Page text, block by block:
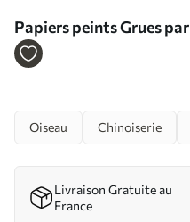
Papiers peints Grues
sur un fond doux couleur
Oiseau Chinoiserie
Livraison Gratuite au
France